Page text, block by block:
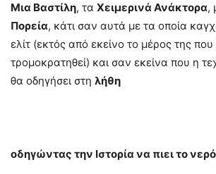
Μια Βαστίλη, τα Χειμερινά Ανάκτορα,
Πορεία, κάτι σαν αυτά με τα οποία
ελίτ (εκτός από εκείνο το μέρος της που
τρομοκρατηθεί) και σαν εκείνα που η
θα οδηγήσει στη λήθη
οδηγώντας την Ιστορία να πιει το